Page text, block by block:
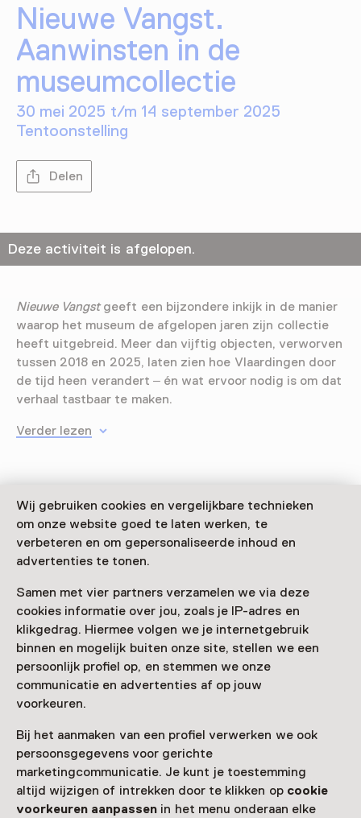
Wij gebruiken cookies en vergelijkbare technieken
om onze website goed te laten werken, te
verbeteren en om gepersonaliseerde inhoud en
advertenties te tonen.
Samen met vier partners verzamelen we via deze
cookies informatie over jou, zoals je IP-adres en
klikgedrag. Hiermee volgen we je internetgebruik
binnen en mogelijk buiten onze site, stellen we een
persoonlijk profiel op, en stemmen we onze
communicatie en advertenties af op jouw
voorkeuren.
Bij het aanmaken van een profiel verwerken we ook
persoonsgegevens voor gerichte
marketingcommunicatie. Je kunt je toestemming
altijd wijzigen of intrekken door te klikken op cookie
voorkeuren aanpassen in het menu onderaan elke
Nieuwe Vangst.
Aanwinsten in de
museumcollectie
30 mei 2025 t/m 14 september 2025
Tentoonstelling
Delen
Deze activiteit is afgelopen.
Nieuwe Vangstgeeft een bijzondere inkijk in de manier
waarop het museum de afgelopen jaren zijn collectie
heeft uitgebreid. Meer dan vijftig objecten, verworven
tussen 2018 en 2025, laten zien hoe Vlaardingen door
de tijd heen verandert – én wat ervoor nodig is om dat
verhaal tastbaar te maken.
Verder lezen
Deze activiteit is afgelopen. Je kunt hier niet
meer aan deelnemen.
Bekijk alle actuele activiteiten opZien & doen
Datum
30 mei 2025 t/m 14 september 2025
Toon beschikbaarheid
Westhavenkade 54
3131 AG Vlaardingen
Route plannen
Opent in een nieuw tabblad